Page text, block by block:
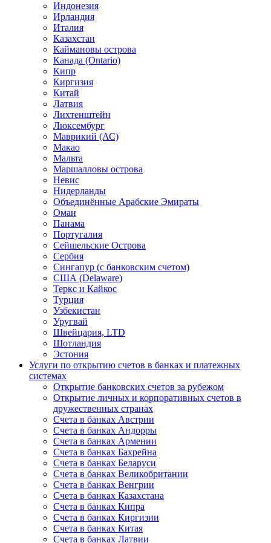
Индонезия
Ирландия
Италия
Казахстан
Каймановы острова
Канада (Ontario)
Кипр
Киргизия
Китай
Латвия
Лихтенштейн
Люксембург
Маврикий (АС)
Макао
Мальта
Маршалловы острова
Нeвис
Нидерланды
Объединённые Арабские Эмираты
Оман
Панама
Португалия
Сейшельские Острова
Сербия
Сингапур (c банковским счетом)
США (Delaware)
Теркс и Кайкос
Турция
Узбекистан
Уругвай
Швейцария, LTD
Шотландия
Эстония
Услуги по открытию счетов в банках и платежных
системах
Открытие банковских счетов за рубежом
Открытие личных и корпоративных счетов в
дружественных странах
Счета в банках Австрии
Счета в банках Андорры
Счета в банках Армении
Счета в банках Бахрейна
Счета в банках Беларуси
Счета в банках Великобритании
Счета в банках Венгрии
Счета в банках Казахстана
Счета в банках Кипра
Счета в банках Киргизии
Счета в банках Китая
Счета в банках Латвии